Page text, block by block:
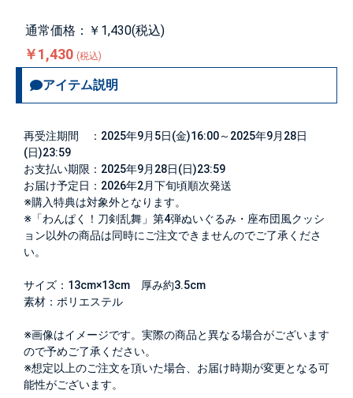
通常価格：￥1,430(税込)
￥1,430 (税込)
アイテム説明
再受注期間 ：2025年9月5日(金)16:00～2025年9月28日
(日)23:59
お支払い期限：2025年9月28日(日)23:59
お届け予定日：2026年2月下旬頃順次発送
※購入特典は対象外となります。
※「わんぱく！刀剣乱舞」第4弾ぬいぐるみ・座布団風クッシ
ョン以外の商品は同時にご注文できませんのでご了承くださ
い。
サイズ：13cm×13cm 厚み約3.5cm
素材：ポリエステル
※画像はイメージです。実際の商品と異なる場合がございます
ので予めご了承ください。
※想定以上のご注文を頂いた場合、お届け時期が変更となる可
能性がございます。